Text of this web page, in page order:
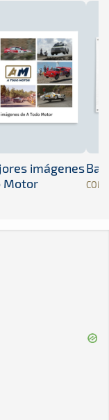
imágenes
Motor